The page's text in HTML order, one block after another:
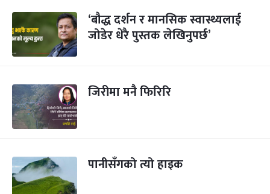
‘बौद्ध दर्शन र मानसिक स्वास्थ्यलाई
जोडेर धेरै पुस्तक लेखिनुपर्छ’
जिरीमा मनै फिरिरि
पानीसँगको त्यो हाइक